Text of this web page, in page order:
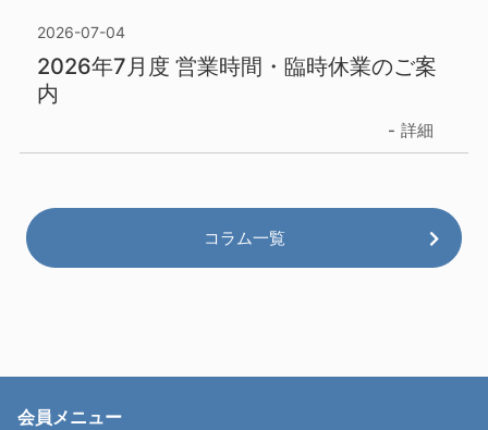
2026-07-04
2026年7月度 営業時間・臨時休業のご案
内
詳細
コラム一覧
会員メニュー